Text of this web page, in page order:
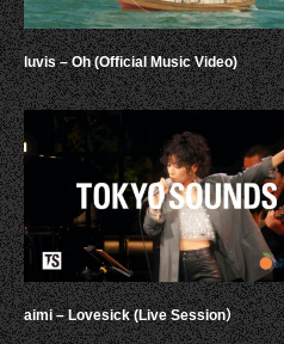
luvis – Oh (Official Music Video)
aimi – Lovesick (Live Session）